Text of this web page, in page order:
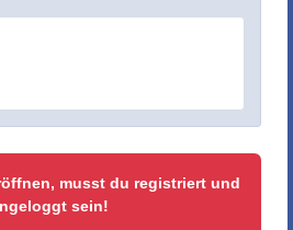
musst du registriert und
sein!